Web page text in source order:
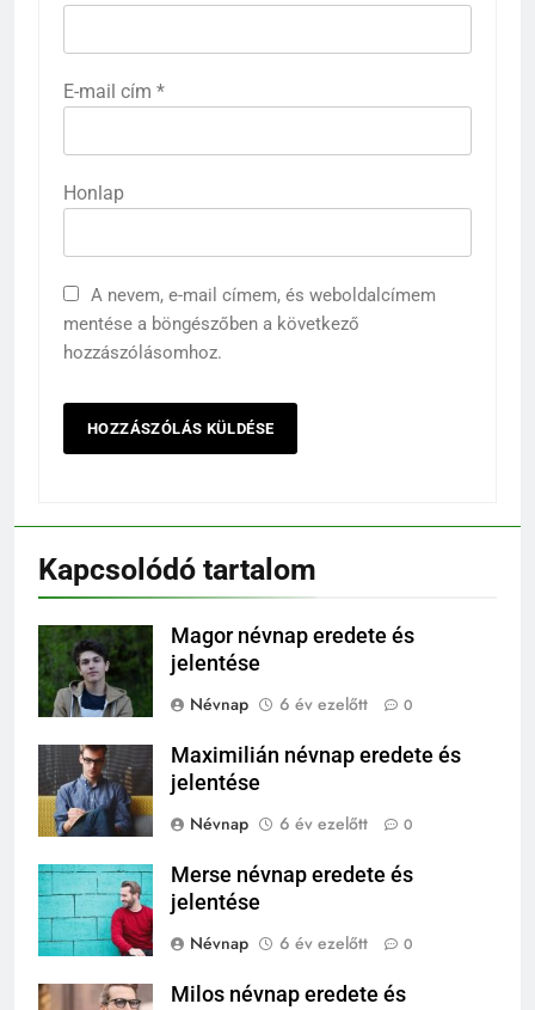
E-mail cím *
Honlap
A nevem, e-mail címem, és weboldalcímem
mentése a böngészőben a következő
hozzászólásomhoz.
Kapcsolódó tartalom
Magor névnap eredete és
jelentése
Névnap
6 év ezelőtt 0
Maximilián névnap eredete és
jelentése
Névnap
6 év ezelőtt 0
Merse névnap eredete és
jelentése
Névnap
6 év ezelőtt 0
Milos névnap eredete és